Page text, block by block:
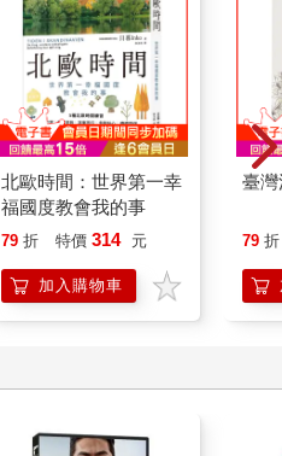
北歐時間：世界第一幸
福國度教會我的事
79 折 特價 314 元
加入購物車
臺
79 折